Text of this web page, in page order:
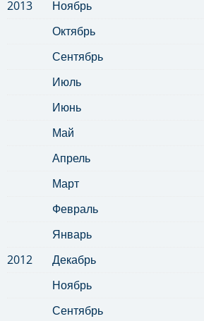
2013
Ноябрь
Октябрь
Сентябрь
Июль
Июнь
Май
Апрель
Март
Февраль
Январь
2012
Декабрь
Ноябрь
Сентябрь